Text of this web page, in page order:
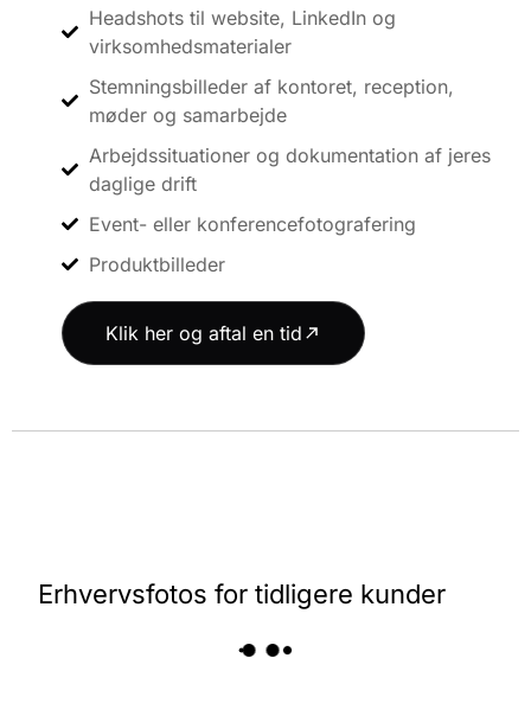
Headshots til website, LinkedIn og
virksomhedsmaterialer
Stemningsbilleder af kontoret, reception,
møder og samarbejde
Arbejdssituationer og dokumentation af jeres
daglige drift
Event- eller konferencefotografering
Produktbilleder
Klik her og aftal en tid
Erhvervsfotos for tidligere kunder